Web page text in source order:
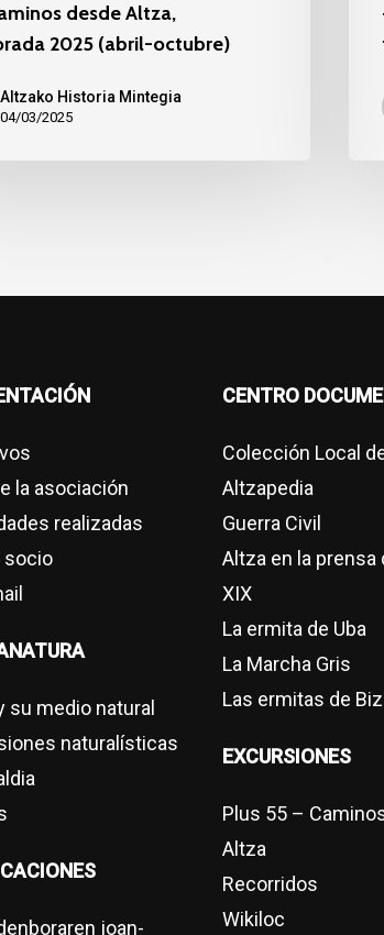
desde Altza,
2025 (abril-octubre)
Altzako Historia Mintegia
04/03/2025
la asociación
realizadas
socio
su medio natural
naturalísticas
joan-
CENTRO
Colección Local
Altzapedia
Guerra Civil
Altza en la prensa
XIX
La ermita de Uba
La Marcha Gris
Las ermitas de
EXCURSIONES
Plus 55 –
Altza
Recorridos
Wikiloc